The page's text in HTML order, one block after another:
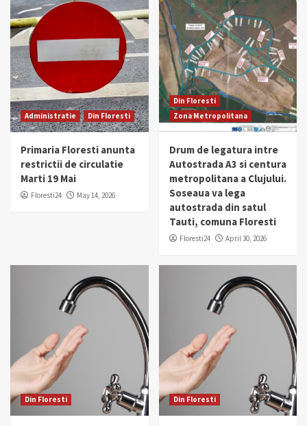
Administratie Din Floresti
Primaria Floresti anunta
restrictii de circulatie
Marti 19 Mai
Floresti24 May 14, 2026
Din Floresti
Zona Metropolitana
Drum de legatura intre
Autostrada A3 si centura
metropolitana a Clujului.
Soseaua va lega
autostrada din satul
Tauti, comuna Floresti
Floresti24 April 30, 2026
Din Floresti Din Floresti